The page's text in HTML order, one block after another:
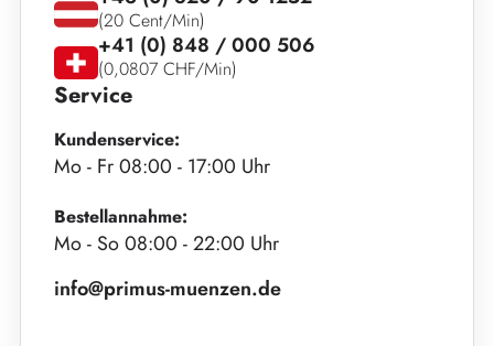
Service
Kundenservice:
Mo - Fr 08:00 - 17:00 Uhr
Bestellannahme:
Mo - So 08:00 - 22:00 Uhr
info@primus-muenzen.de
(20 Cent/Min)
+41 (0) 848 / 000 506
(0,0807 CHF/Min)